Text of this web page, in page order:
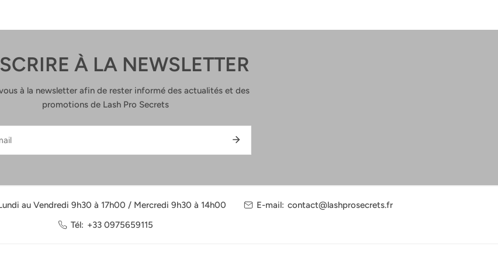
À LA NEWSLETTER
à la newsletter afin de rester informé des actualités et des
promotions de Lash Pro Secrets
au Vendredi 9h30 à 17h00 / Mercredi 9h30 à 14h00 E-mail: contact@lashprosecrets.fr
Tél: +33 0975659115